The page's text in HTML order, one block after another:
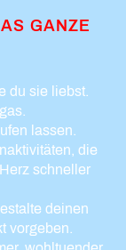
GANZE
du sie liebst.
lassen.
die
schneller
deinen
vorgeben.